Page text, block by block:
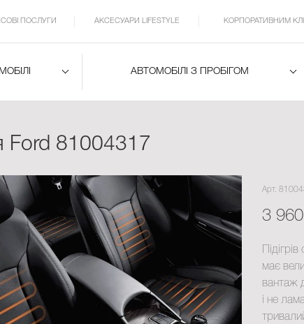
ПОСЛУГИ АКСЕСУАРИ LIFESTYLE КОРПОРАТИВНИМ
АВТОМОБІЛІ З ПРОБІГОМ
Ford 81004317
Арт.
3 960
має
вантаж
і не